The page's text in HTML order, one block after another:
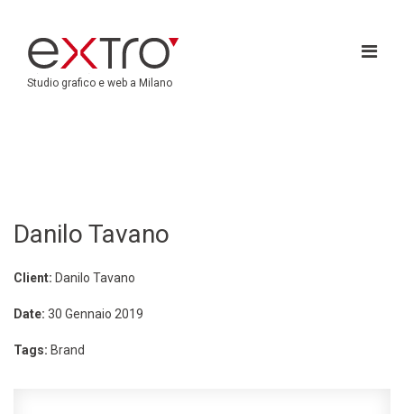
Studio grafico e web a Milano
Danilo Tavano
Client: Danilo Tavano
Date: 30 Gennaio 2019
Tags: Brand